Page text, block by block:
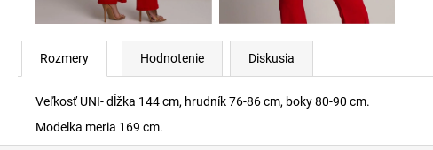
Rozmery Hodnotenie Diskusia
Veľkosť UNI- dĺžka 144 cm, hrudník 76-86 cm, boky 80-90 cm.
Modelka meria 169 cm.